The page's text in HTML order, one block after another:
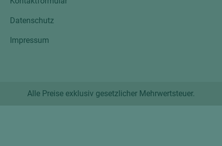
Datenschutz
Impressum
Alle Preise exklusiv gesetzlicher Mehrwertsteuer.